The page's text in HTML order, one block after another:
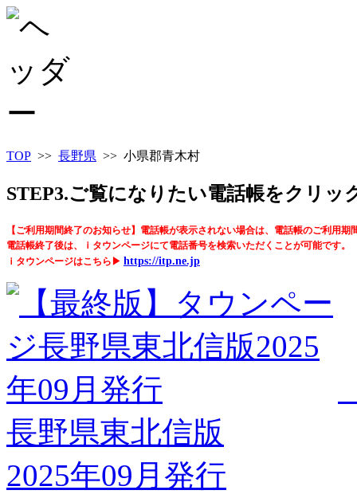
TOP >> 長野県 >> 小県郡青木村
STEP3.ご覧になりたい電話帳をクリッ
【ご利用期間終了のお知らせ】電話帳が表示されない場合は、電話帳のご利用期
電話帳終了後は、ｉタウンページにて電話番号を検索いただくことが可能です。
ｉタウンページはこちら▶ https://itp.ne.jp
長野県東北信版
2025年09月発行